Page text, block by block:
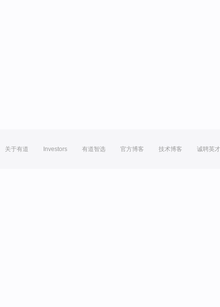
关于有道 Investors 有道智选 官方博客 技术博客 诚聘英才